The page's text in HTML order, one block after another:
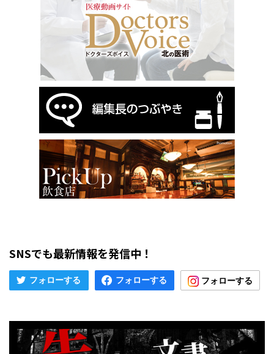
SNSでも最新情報を発信中！